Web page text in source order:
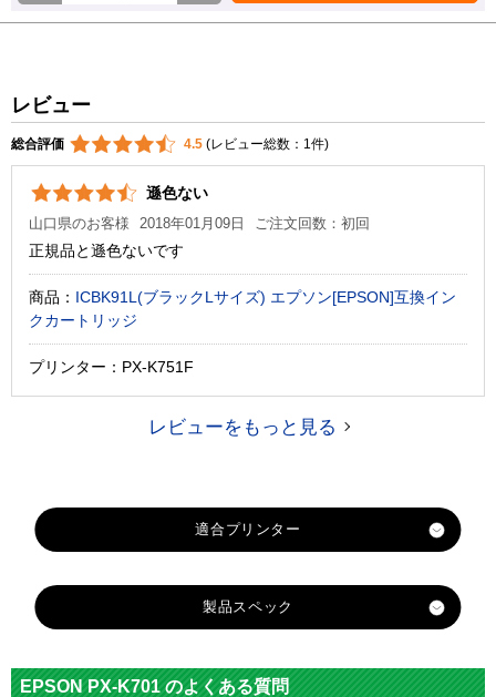
レビュー
総合評価 4.5 (レビュー総数：1件)
遜色ない
山口県のお客様 2018年01月09日 ご注文回数：初回
正規品と遜色ないです
商品： ICBK91L(ブラックLサイズ) エプソン[EPSON]互換イン
クカートリッジ
プリンター：PX-K751F
レビューをもっと見る
製品スペック
メーカー
エプソン
EPSON PX-K701 のよくある質問